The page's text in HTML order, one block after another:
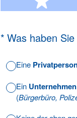
* Was haben
(Erforderlich.)
Eine
Ein Unternehmen
(Bürgerbüro,